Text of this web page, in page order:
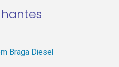
Braga Diesel